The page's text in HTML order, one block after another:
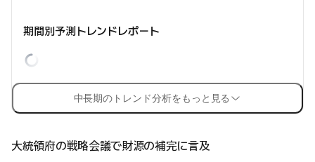
期間別予測トレンドレポート
中長期のトレンド分析をもっと見る
大統領府の戦略会議で財源の補完に言及